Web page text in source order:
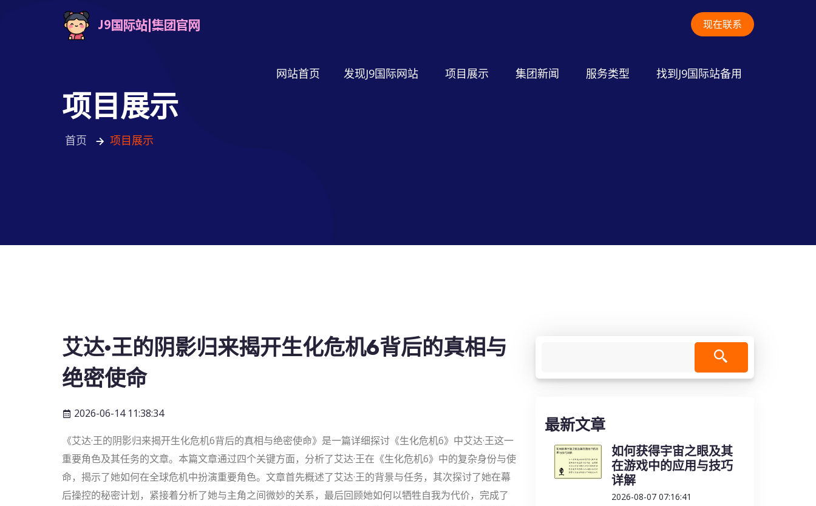
现在联系
网站首页 发现J9国际网站 项目展示 集团新闻 服务类型 找到J9国际站备用
项目展示
首页 项目展示
艾达·王的阴影归来揭开生化危机6背后的真相与
绝密使命
2026-06-14 11:38:34
《艾达·王的阴影归来揭开生化危机6背后的真相与绝密使命》是一篇详细探讨《生化危机6》中艾达·王这一
重要角色及其任务的文章。本篇文章通过四个关键方面，分析了艾达·王在《生化危机6》中的复杂身份与使
命，揭示了她如何在全球危机中扮演重要角色。文章首先概述了艾达·王的背景与任务，其次探讨了她在幕
后操控的秘密计划，紧接着分析了她与主角之间微妙的关系，最后回顾她如何以牺牲自我为代价，完成了
最新文章
如何获得宇宙之眼及其
在游戏中的应用与技巧
详解
2026-08-07 07:16:41